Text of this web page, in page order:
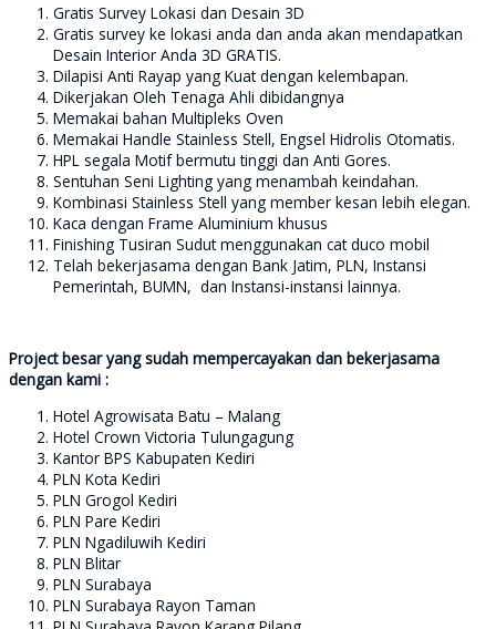
Gratis Survey Lokasi dan Desain 3D
Gratis survey ke lokasi anda dan anda akan mendapatkan
Desain Interior Anda 3D GRATIS.
Dilapisi Anti Rayap yang Kuat dengan kelembapan.
Dikerjakan Oleh Tenaga Ahli dibidangnya
Memakai bahan Multipleks Oven
Memakai Handle Stainless Stell, Engsel Hidrolis Otomatis.
HPL segala Motif bermutu tinggi dan Anti Gores.
Sentuhan Seni Lighting yang menambah keindahan.
Kombinasi Stainless Stell yang member kesan lebih elegan.
Kaca dengan Frame Aluminium khusus
Finishing Tusiran Sudut menggunakan cat duco mobil
Telah bekerjasama dengan Bank Jatim, PLN, Instansi
Pemerintah, BUMN, dan Instansi-instansi lainnya.
Project besar yang sudah mempercayakan dan bekerjasama
dengan kami :
Hotel Agrowisata Batu – Malang
Hotel Crown Victoria Tulungagung
Kantor BPS Kabupaten Kediri
PLN Kota Kediri
PLN Grogol Kediri
PLN Pare Kediri
PLN Ngadiluwih Kediri
PLN Blitar
PLN Surabaya
PLN Surabaya Rayon Taman